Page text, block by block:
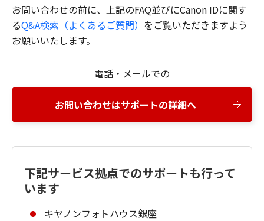
お問い合わせの前に、上記のFAQ並びにCanon IDに関す
るQ&A検索（よくあるご質問） をご覧いただきますよう
お願いいたします。
電話・メールでの
お問い合わせはサポートの詳細へ
下記サービス拠点でのサポートも行って
います
キヤノンフォトハウス銀座